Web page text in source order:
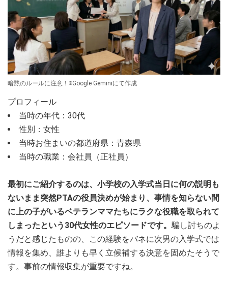
暗黙のルールに注意！※Google Geminiにて作成
プロフィール
当時の年代：30代
性別：女性
当時お住まいの都道府県：青森県
当時の職業：会社員（正社員）
最初にご紹介するのは、小学校の入学式当日に何の説明も
ないまま突然PTAの役員決めが始まり、事情を知らない間
に上の子がいるベテランママたちにラクな役職を取られて
しまったという30代女性のエピソードです。騙し討ちのよ
うだと感じたものの、この経験をバネに次男の入学式では
情報を集め、誰よりも早く立候補する決意を固めたそうで
す。事前の情報収集が重要ですね。